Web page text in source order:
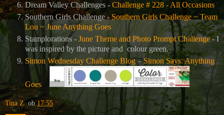
Dream Valley Challenges - Challenge # 228 - All Occasions
Southern Girls Challenge -Southern Girls Challenge ~ Team
Lou ~ June Anything Goes
Stamplorations - June Theme and Photo Prompt Challenge- I
was inspired by the picture and colour green.
Simon Wednesday Challenge Blog–Simon Says: Anything
Goes
Tina Z. ob 17:55